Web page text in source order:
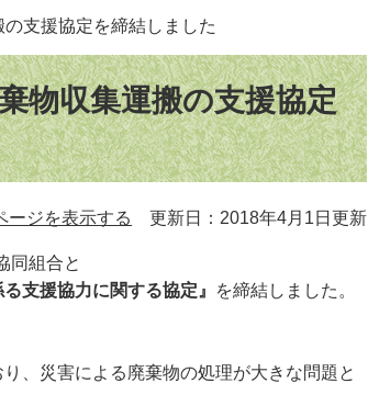
支援協定を締結しました
物収集運搬の支援協定
ージを表示する 更新日：2018年4月1日更新
同組合と
支援協力に関する協定』
を締結しました。
、災害による廃棄物の処理が大きな問題と